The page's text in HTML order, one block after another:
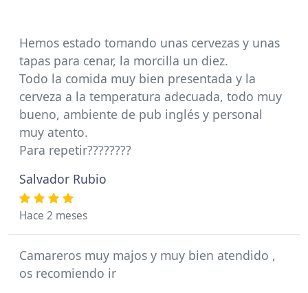
Hemos estado tomando unas cervezas y unas
tapas para cenar, la morcilla un diez.
Todo la comida muy bien presentada y la
cerveza a la temperatura adecuada, todo muy
bueno, ambiente de pub inglés y personal
muy atento.
Para repetir????????
Salvador Rubio
Hace 2 meses
Camareros muy majos y muy bien atendido ,
os recomiendo ir